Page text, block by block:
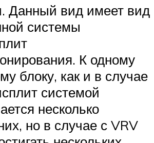
Данный вид имеет вид
системы
К одному
блоку, как и в случае
системой
несколько
но в случае с VRV